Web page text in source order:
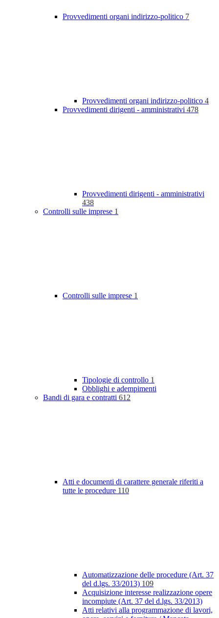
Provvedimenti organi indirizzo-politico 7
Provvedimenti organi indirizzo-politico 4
Provvedimenti dirigenti - amministrativi 478
Provvedimenti dirigenti - amministrativi
438
Controlli sulle imprese 1
Controlli sulle imprese 1
Tipologie di controllo 1
Obblighi e adempimenti
Bandi di gara e contratti 612
Atti e documenti di carattere generale riferiti a
tutte le procedure 110
Automatizzazione delle procedure (Art. 37
del d.lgs. 33/2013) 109
Acquisizione interesse realizzazione opere
incompiute (Art. 37 del d.lgs. 33/2013)
Atti relativi alla programmazione di lavori,